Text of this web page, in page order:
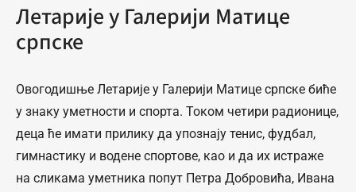
Летарије у Галерији Матице
српске
Овогодишње Летарије у Галерији Матице српске биће
у знаку уметности и спорта. Током четири радионице,
деца ће имати прилику да упознају тенис, фудбал,
гимнастику и водене спортове, као и да их истраже
на сликама уметника попут Петра Добровића, Ивана